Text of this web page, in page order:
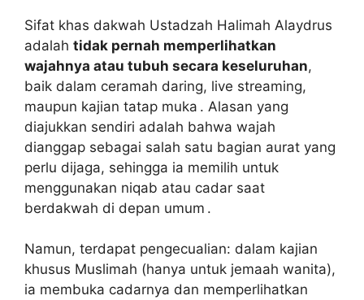
Sifat khas dakwah Ustadzah Halimah Alaydrus
adalah tidak pernah memperlihatkan
wajahnya atau tubuh secara keseluruhan,
baik dalam ceramah daring, live streaming,
maupun kajian tatap muka . Alasan yang
diajukkan sendiri adalah bahwa wajah
dianggap sebagai salah satu bagian aurat yang
perlu dijaga, sehingga ia memilih untuk
menggunakan niqab atau cadar saat
berdakwah di depan umum .
Namun, terdapat pengecualian: dalam kajian
khusus Muslimah (hanya untuk jemaah wanita),
ia membuka cadarnya dan memperlihatkan